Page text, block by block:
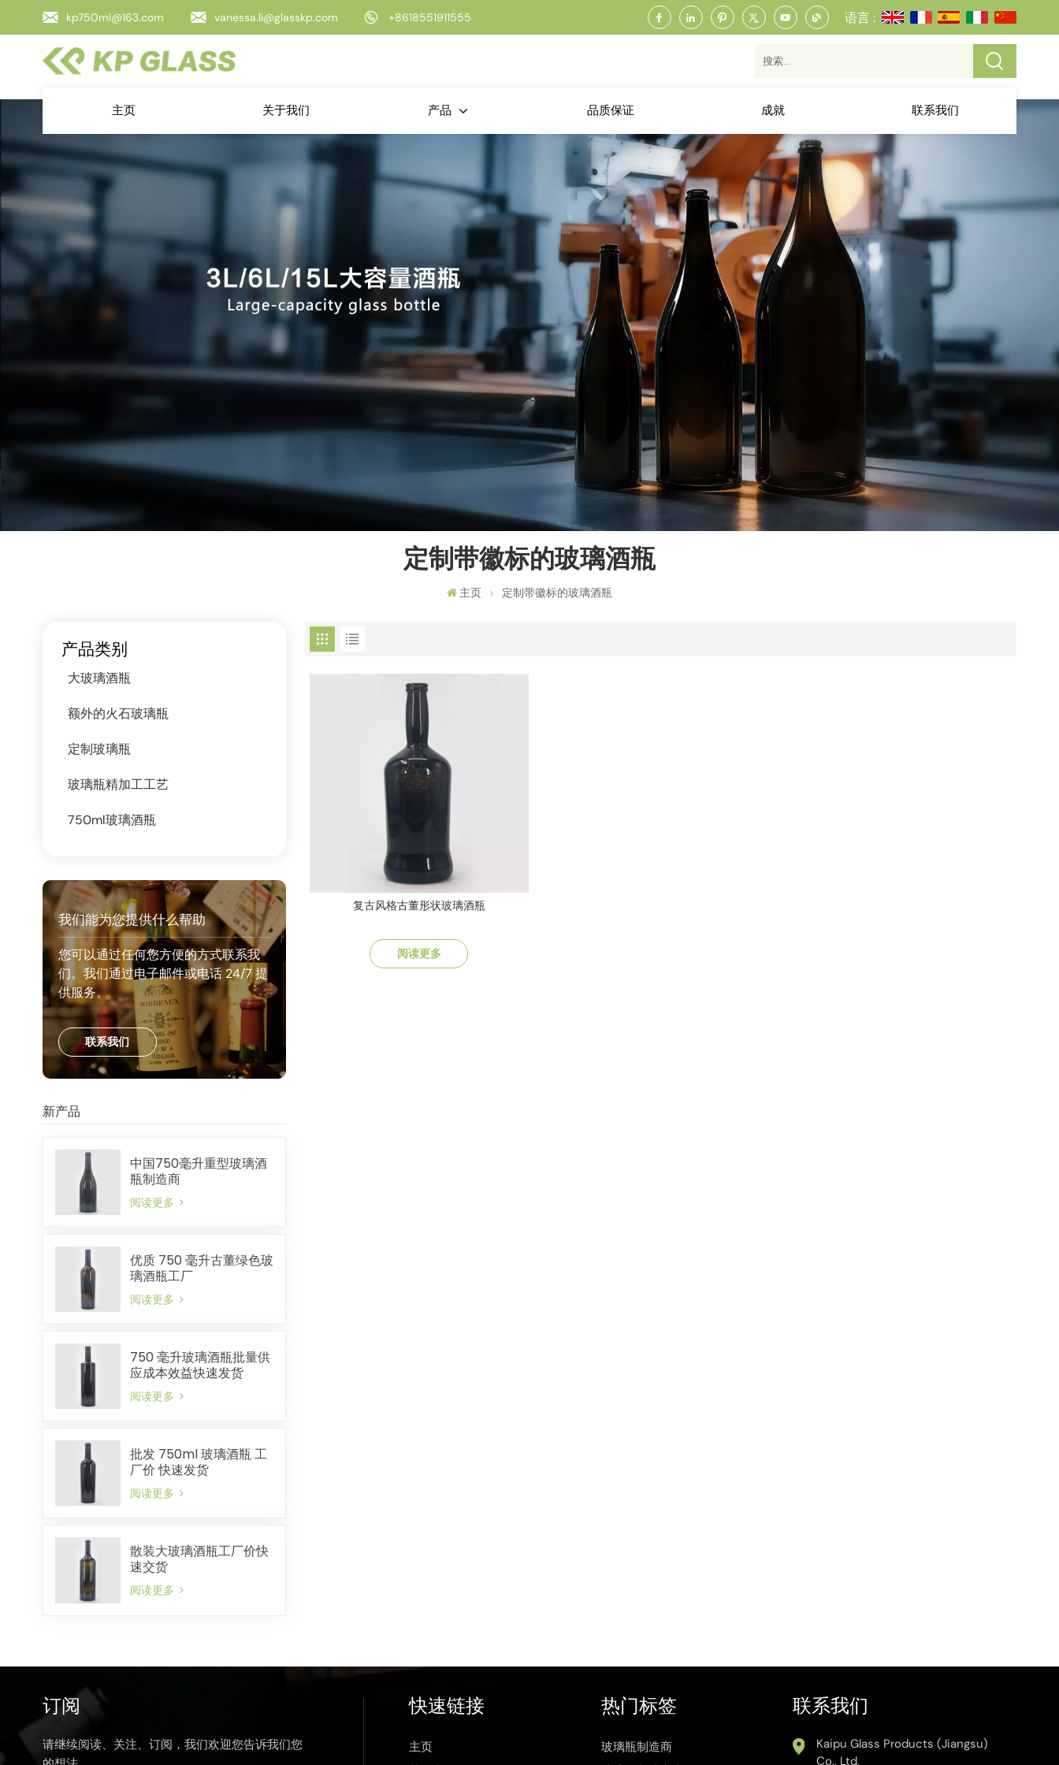
kp750ml@163.com vanessa.li@glasskp.com +8618551911555 语言 :
主页 关于我们 产品 品质保证 成就 联系我们
定制带徽标的玻璃酒瓶
主页 定制带徽标的玻璃酒瓶
产品类别
大玻璃酒瓶
额外的火石玻璃瓶
定制玻璃瓶
玻璃瓶精加工工艺
750ml玻璃酒瓶
我们能为您提供什么帮助
您可以通过任何您方便的方式联系我
们。我们通过电子邮件或电话 24/7 提
供服务。
联系我们
新产品
中国750毫升重型玻璃酒
瓶制造商
阅读更多
优质 750 毫升古董绿色玻
璃酒瓶工厂
阅读更多
750 毫升玻璃酒瓶批量供
应成本效益快速发货
阅读更多
批发 750ml 玻璃酒瓶 工
厂价 快速发货
阅读更多
散装大玻璃酒瓶工厂价快
速交货
阅读更多
复古风格古董形状玻璃酒瓶
阅读更多
订阅
请继续阅读、关注、订阅，我们欢迎您告诉我们您
快速链接
主页
热门标签
玻璃瓶制造商
联系我们
Kaipu Glass Products (Jiangsu)
Co., Ltd.